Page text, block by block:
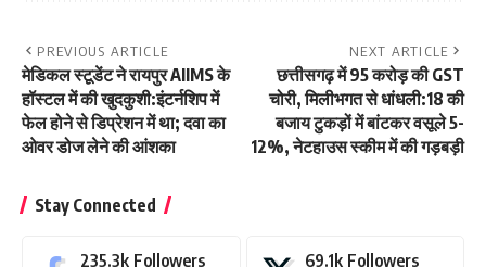
PREVIOUS ARTICLE
मेडिकल स्टूडेंट ने रायपुर AIIMS के
हॉस्टल में की खुदकुशी:इंटर्नशिप में
फेल होने से डिप्रेशन में था; दवा का
ओवर डोज लेने की आंशका
NEXT ARTICLE
छत्तीसगढ़ में 95 करोड़ की GST
चोरी, मिलीभगत से धांधली:18 की
बजाय टुकड़ों में बांटकर वसूले 5-
12%, नेटहाउस स्कीम में की गड़बड़ी
Stay Connected
235.3k Followers 69.1k Followers